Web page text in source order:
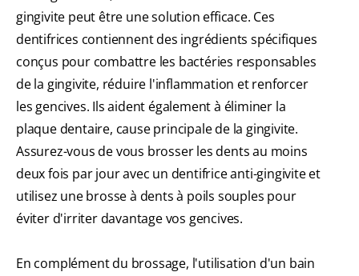
gingivite peut être une solution efficace. Ces
dentifrices contiennent des ingrédients spécifiques
conçus pour combattre les bactéries responsables
de la gingivite, réduire l'inflammation et renforcer
les gencives. Ils aident également à éliminer la
plaque dentaire, cause principale de la gingivite.
Assurez-vous de vous brosser les dents au moins
deux fois par jour avec un dentifrice anti-gingivite et
utilisez une brosse à dents à poils souples pour
éviter d'irriter davantage vos gencives.
En complément du brossage, l'utilisation d'un bain